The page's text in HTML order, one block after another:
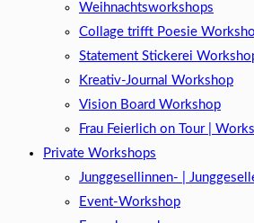
Weihnachtsworkshops
Collage trifft Poesie
Statement Stickerei
Kreativ-Journal Workshop
Vision Board Workshop
Frau Feierlich on Tour |
Private Workshops
Junggesellinnen- |
Event-Workshop